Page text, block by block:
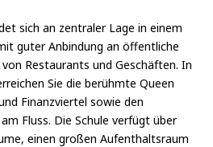
sich an zentraler Lage in einem
guter Anbindung an öffentliche
Restaurants und Geschäften. In
Sie die berühmte Queen
Finanzviertel sowie den
Fluss. Die Schule verfügt über
einen großen Aufenthaltsraum